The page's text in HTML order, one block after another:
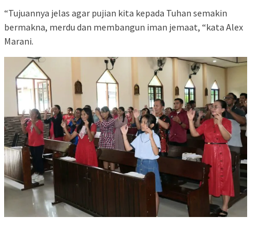
“Tujuannya jelas agar pujian kita kepada Tuhan semakin
bermakna, merdu dan membangun iman jemaat, “kata Alex
Marani.